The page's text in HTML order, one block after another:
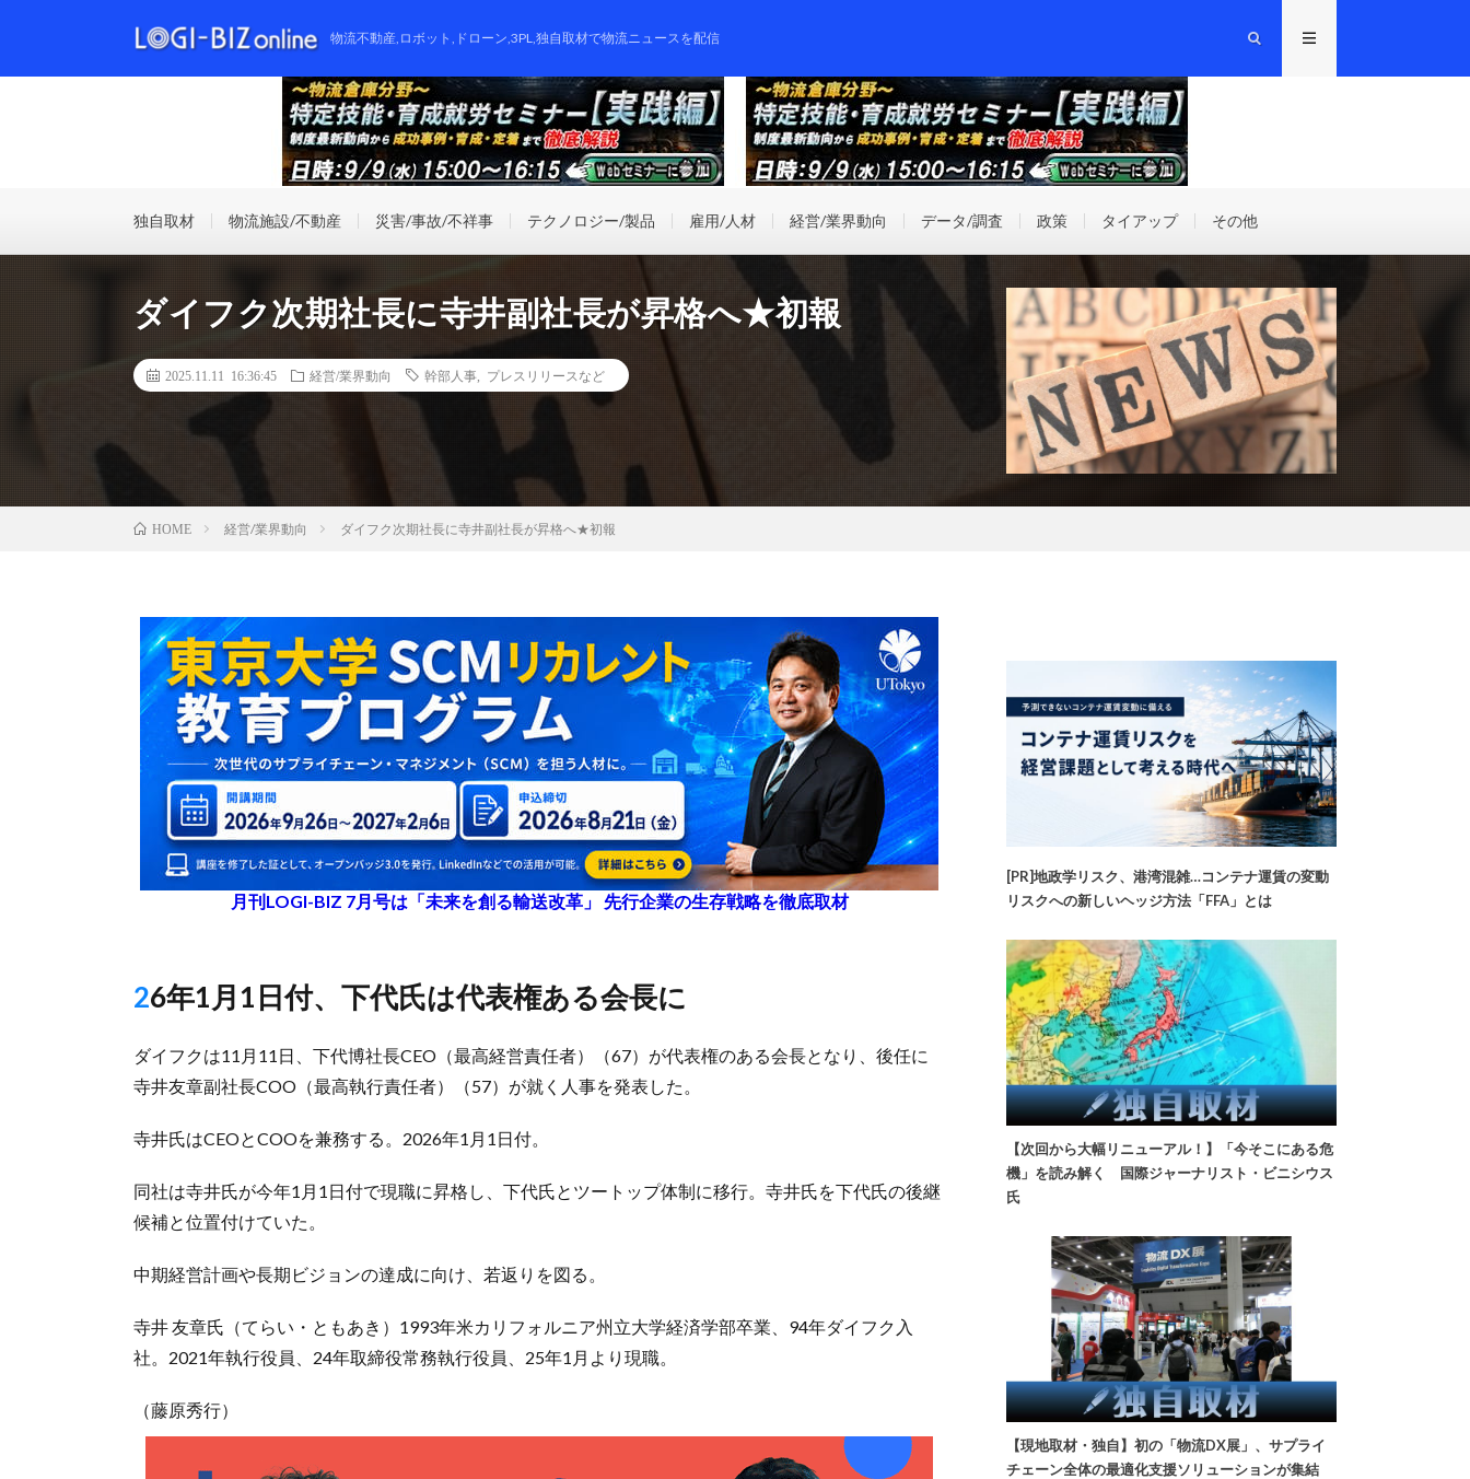
物流不動産,ロボット,ドローン,3PL,独自取材で物流ニュースを配信
独自取材 物流施設/不動産 災害/事故/不祥事 テクノロジー/製品 雇用/人材 経営/業界動向 データ/調査 政策 タイアップ その他
ダイフク次期社長に寺井副社長が昇格へ★初報
2025.11.11 16:36:45 経営/業界動向 幹部人事 プレスリリースなど
HOME 経営/業界動向 ダイフク次期社長に寺井副社長が昇格へ★初報
月刊LOGI-BIZ 7月号は「未来を創る輸送改革」 先行企業の生存戦略を徹底取材
26年1月1日付、下代氏は代表権ある会長に
ダイフクは11月11日、下代博社長CEO（最高経営責任者）（67）が代表権のある会長となり、後任に
寺井友章副社長COO（最高執行責任者）（57）が就く人事を発表した。
寺井氏はCEOとCOOを兼務する。2026年1月1日付。
同社は寺井氏が今年1月1日付で現職に昇格し、下代氏とツートップ体制に移行。寺井氏を下代氏の後継
候補と位置付けていた。
中期経営計画や長期ビジョンの達成に向け、若返りを図る。
寺井 友章氏（てらい・ともあき）1993年米カリフォルニア州立大学経済学部卒業、94年ダイフク入
社。2021年執行役員、24年取締役常務執行役員、25年1月より現職。
（藤原秀行）
[PR]地政学リスク、港湾混雑…コンテナ運賃の変動
リスクへの新しいヘッジ方法「FFA」とは
【次回から大幅リニューアル！】「今そこにある危
機」を読み解く 国際ジャーナリスト・ビニシウス
氏
【現地取材・独自】初の「物流DX展」、サプライ
チェーン全体の最適化支援ソリューションが集結